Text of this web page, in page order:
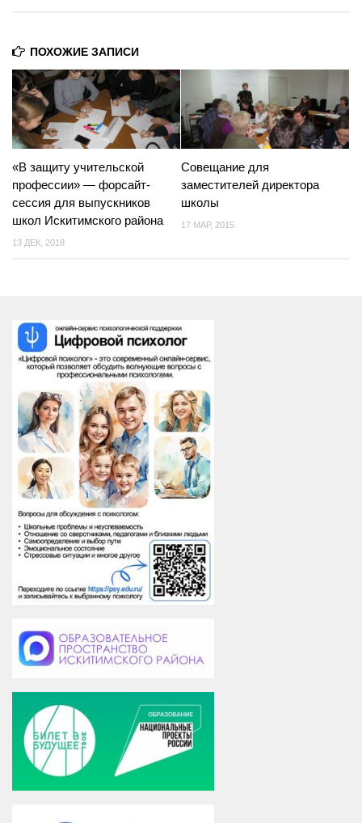
ММО
Детям
Родителям
ОРКСЭ
ПОХОЖИЕ ЗАПИСИ
«В защиту учительской
профессии» — форсайт-
сессия для выпускников
школ Искитимского района
13 ДЕК, 2018
Совещание для
заместителей директора
школы
17 МАР, 2015